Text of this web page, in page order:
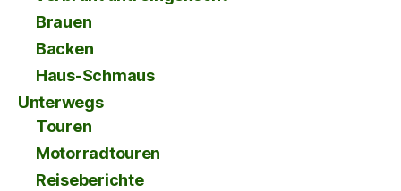
Brauen
Backen
Haus-Schmaus
Unterwegs
Touren
Motorradtouren
Reiseberichte